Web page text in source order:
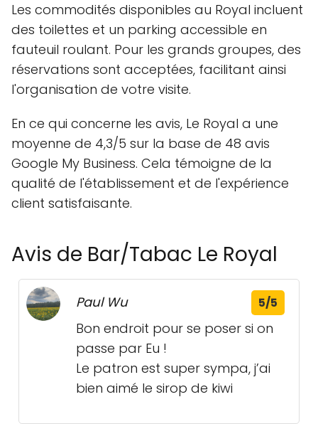
Les commodités disponibles au Royal incluent
des toilettes et un parking accessible en
fauteuil roulant. Pour les grands groupes, des
réservations sont acceptées, facilitant ainsi
l'organisation de votre visite.
En ce qui concerne les avis, Le Royal a une
moyenne de 4,3/5 sur la base de 48 avis
Google My Business. Cela témoigne de la
qualité de l'établissement et de l'expérience
client satisfaisante.
Avis de Bar/Tabac Le Royal
Paul Wu 5/5
Bon endroit pour se poser si on
passe par Eu !
Le patron est super sympa, j’ai
bien aimé le sirop de kiwi